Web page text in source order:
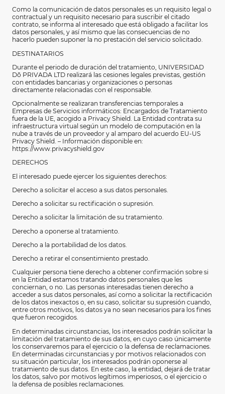
Como la comunicación de datos personales es un requisito legal o
contractual y un requisito necesario para suscribir el citado
contrato, se informa al interesado que está obligado a facilitar los
datos personales, y así mismo que las consecuencias de no
hacerlo pueden suponer la no prestación del servicio solicitado.
DESTINATARIOS
Durante el periodo de duración del tratamiento, UNIVERSIDAD
Dō PRIVADA LTD realizará las cesiones legales previstas, gestión
con entidades bancarias y organizaciones o personas
directamente relacionadas con el responsable.
Opcionalmente se realizaran transferencias temporales a
Empresas de Servicios informáticos: Encargados de Tratamiento
fuera de la UE, acogido a Privacy Shield. La Entidad contrata su
infraestructura virtual según un modelo de computación en la
nube a través de un proveedor y al amparo del acuerdo EU-US
Privacy Shield. – Información disponible en:
https://www.privacyshield.gov
DERECHOS
El interesado puede ejercer los siguientes derechos:
Derecho a solicitar el acceso a sus datos personales.
Derecho a solicitar su rectificación o supresión.
Derecho a solicitar la limitación de su tratamiento.
Derecho a oponerse al tratamiento.
Derecho a la portabilidad de los datos.
Derecho a retirar el consentimiento prestado.
Cualquier persona tiene derecho a obtener confirmación sobre si
en la Entidad estamos tratando datos personales que les
conciernan, o no. Las personas interesadas tienen derecho a
acceder a sus datos personales, así como a solicitar la rectificación
de los datos inexactos o, en su caso, solicitar su supresión cuando,
entre otros motivos, los datos ya no sean necesarios para los fines
que fueron recogidos.
En determinadas circunstancias, los interesados podrán solicitar la
limitación del tratamiento de sus datos, en cuyo caso únicamente
los conservaremos para el ejercicio o la defensa de reclamaciones.
En determinadas circunstancias y por motivos relacionados con
su situación particular, los interesados podrán oponerse al
tratamiento de sus datos. En este caso, la entidad, dejará de tratar
los datos, salvo por motivos legítimos imperiosos, o el ejercicio o
la defensa de posibles reclamaciones.